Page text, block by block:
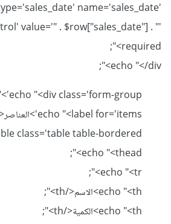
name='sales_date'
value='" . $row["sales_date"] . "'
required>";
echo "</div>";